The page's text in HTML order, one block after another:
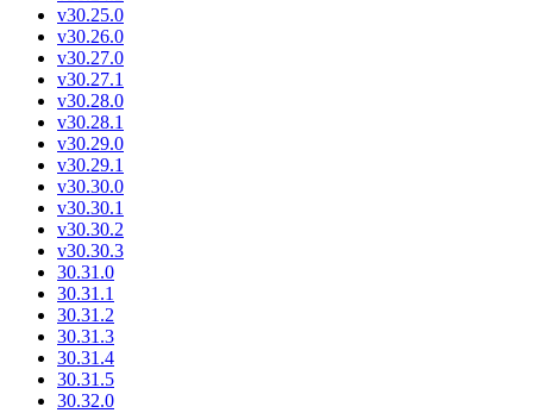
v30.25.0
v30.26.0
v30.27.0
v30.27.1
v30.28.0
v30.28.1
v30.29.0
v30.29.1
v30.30.0
v30.30.1
v30.30.2
v30.30.3
30.31.0
30.31.1
30.31.2
30.31.3
30.31.4
30.31.5
30.32.0